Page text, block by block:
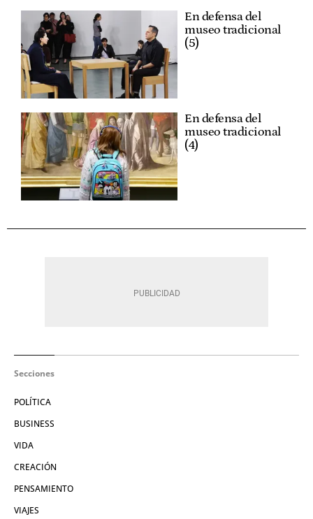
En defensa del
museo tradicional
(5)
En defensa del
museo tradicional
(4)
Secciones
POLÍTICA
BUSINESS
VIDA
CREACIÓN
PENSAMIENTO
VIAJES